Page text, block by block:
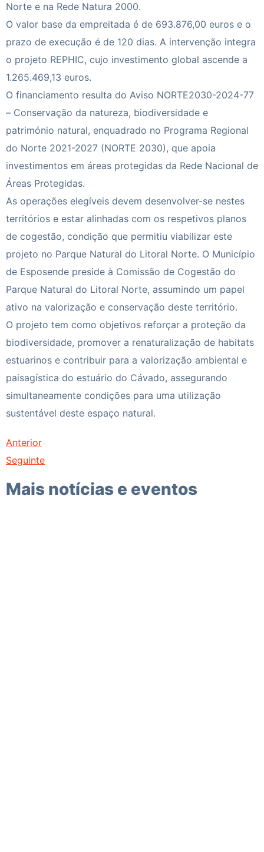
Norte e na Rede Natura 2000.
O valor base da empreitada é de 693.876,00 euros e o
prazo de execução é de 120 dias. A intervenção integra
o projeto REPHIC, cujo investimento global ascende a
1.265.469,13 euros.
O financiamento resulta do Aviso NORTE2030-2024-77
– Conservação da natureza, biodiversidade e
património natural, enquadrado no Programa Regional
do Norte 2021-2027 (NORTE 2030), que apoia
investimentos em áreas protegidas da Rede Nacional de
Áreas Protegidas.
As operações elegíveis devem desenvolver-se nestes
territórios e estar alinhadas com os respetivos planos
de cogestão, condição que permitiu viabilizar este
projeto no Parque Natural do Litoral Norte. O Município
de Esposende preside à Comissão de Cogestão do
Parque Natural do Litoral Norte, assumindo um papel
ativo na valorização e conservação deste território.
O projeto tem como objetivos reforçar a proteção da
biodiversidade, promover a renaturalização de habitats
estuarinos e contribuir para a valorização ambiental e
paisagística do estuário do Cávado, assegurando
simultaneamente condições para uma utilização
sustentável deste espaço natural.
Anterior
Seguinte
Mais notícias e eventos